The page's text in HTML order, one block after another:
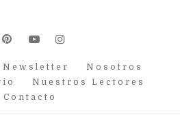
pinterest
youtubeinstagram
Nosotros
Nuestros Lectores
Contacto